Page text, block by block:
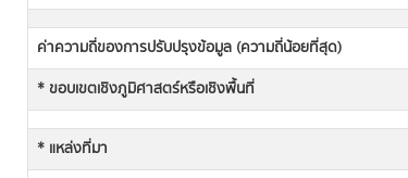
ค่าความถี่ของการปรับปรุงข้อมูล (ความถี่น้อยที่สุด)
* ขอบเขตเชิงภูมิศาสตร์หรือเชิงพื้นที่
* แหล่งที่มา